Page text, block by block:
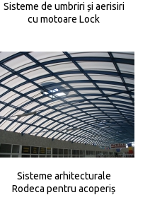
Sisteme de umbriri și aerisiri
cu motoare Lock
Sisteme arhitecturale
Rodeca pentru acoperiș